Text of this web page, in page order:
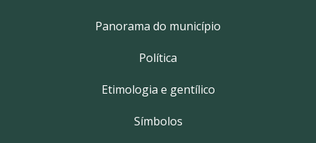
Panorama do município
Política
Etimologia e gentílico
Símbolos